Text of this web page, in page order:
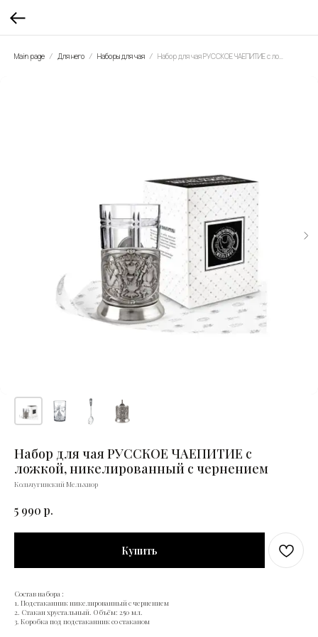
Main page Для него Наборы для чая
Набор для чая РУССКОЕ ЧАЕПИТИЕ с
ложкой, никелированный с чернением
Кольчугинский Мельхиор
5 990 р.
Купить
Состав набора :
1. Подстаканник никелированный с чернением
2. Стакан хрустальный. Объём: 250 мл.
3. Коробка под подстаканник со стаканом